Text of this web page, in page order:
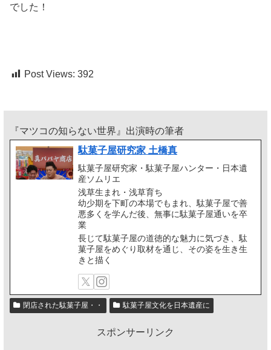
でした！
Post Views: 392
『マツコの知らない世界』出演時の筆者
駄菓子屋研究家 土橋真
駄菓子屋研究家・駄菓子屋ハンター・日本遺
産ソムリエ
浅草生まれ・浅草育ち
幼少期を下町の本場でもまれ、駄菓子屋で善
悪多くを学んだ後、無事に駄菓子屋通いを卒
業
長じて駄菓子屋の道徳的な魅力に気づき、駄
菓子屋をめぐり取材を通じ、その姿を生き生
きと描く
閉店された駄菓子屋・・ 駄菓子屋文化を日本遺産に
スポンサーリンク